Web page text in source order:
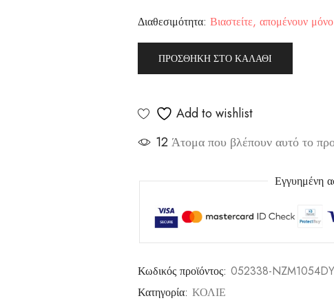
Διαθεσιμότητα: Βιαστείτε, απομένουν
ΠΡΟΣΘΉΚΗ ΣΤΟ ΚΑΛΆΘΙ
Add to wishlist
12Άτομα που βλέπουν αυτό το
Εγγυημένη
Κωδικός προϊόντος: 052338-NZM1054DY
Κατηγορία: ΚΟΛΙΕ